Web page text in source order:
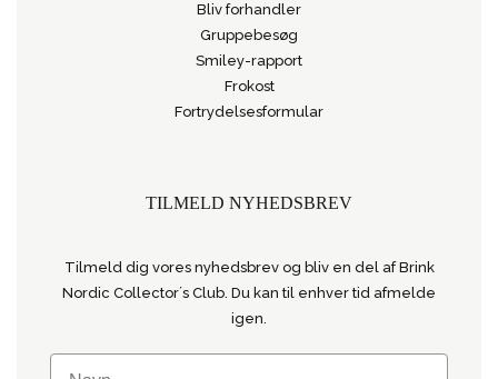
Bliv forhandler
Gruppebesøg
Smiley-rapport
Frokost
Fortrydelsesformular
TILMELD NYHEDSBREV
Tilmeld dig vores nyhedsbrev og bliv en del af Brink
Nordic Collector´s Club. Du kan til enhver tid afmelde
igen.